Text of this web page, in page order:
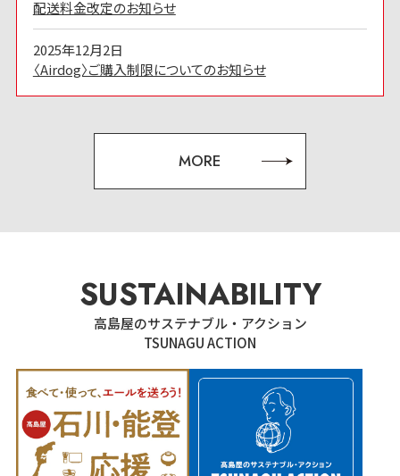
配送料金改定のお知らせ
2025年12月2日
〈Airdog〉ご購入制限についてのお知らせ
MORE
SUSTAINABILITY
高島屋のサステナブル・アクション
TSUNAGU ACTION